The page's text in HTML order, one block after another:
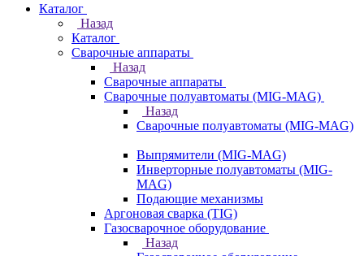
Каталог
Назад
Каталог
Сварочные аппараты
Назад
Сварочные аппараты
Сварочные полуавтоматы (MIG-MAG)
Назад
Сварочные полуавтоматы (MIG-MAG)
Выпрямители (MIG-MAG)
Инверторные полуавтоматы (MIG-
MAG)
Подающие механизмы
Аргоновая сварка (TIG)
Газосварочное оборудование
Назад